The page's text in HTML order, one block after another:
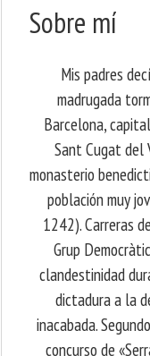
Sobre mí
Mis padres
madrugada
Barcelona,
Sant Cugat del
monasterio
población muy
1242). Carreras
Grup
clandestinidad
dictadura a la
inacabada.
concurso de